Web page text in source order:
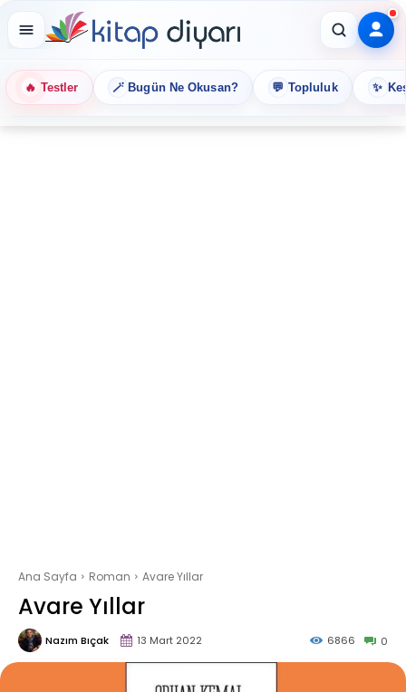
🔥 Testler 🪄 Bugün Ne Okusan? 💬 Topluluk ✨
Ana Sayfa Roman Avare Yıllar
Avare Yıllar
Nazım Bıçak 13 Mart 2022 0
6866